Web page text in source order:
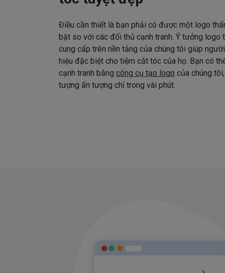
Điều cần thiết là bạn phải có được một logo
bật so với các đối thủ cạnh tranh. Ý tưởng
cung cấp trên nền tảng của chúng tôi giúp
hiệu đặc biệt cho tiệm cắt tóc của họ. Bạn có
cạnh tranh bằng công cụ tạo logo của chúng
tượng ấn tượng chỉ trong vài phút.